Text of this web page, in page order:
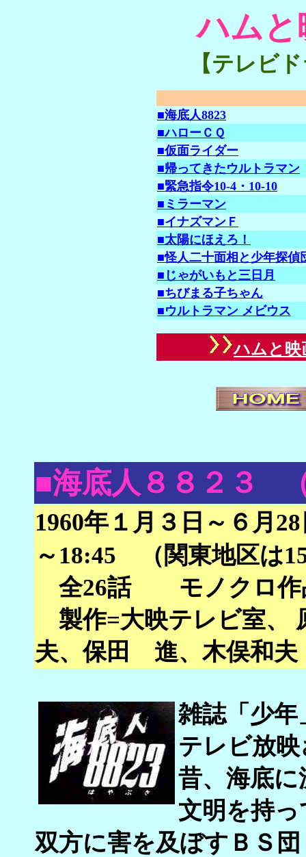
ハム
【テレビ
■海底人8823
■ハローＣＱ
■仮面ライダー
■帰ってきたウルトラマン
■緊急指令10-4・10-10
■ミラーマン
■イナズマンＦ
■太陽にほえろ！
■怪人二十面相と少年探偵
■じゃがいもと三日月
■ちびまる子ちゃん
■ウルトラマン メビウス
ハムと映
■海底人８８２３
1960年 １月３日～６月
～18:45 （関東地区は
全26話 モノクロ作
製作=大映テレビ室、
夫、保田 進、木俣和夫
雑誌「少
テレビ放
昔、海底
文明を持
双方に害を及ぼすＢＳ